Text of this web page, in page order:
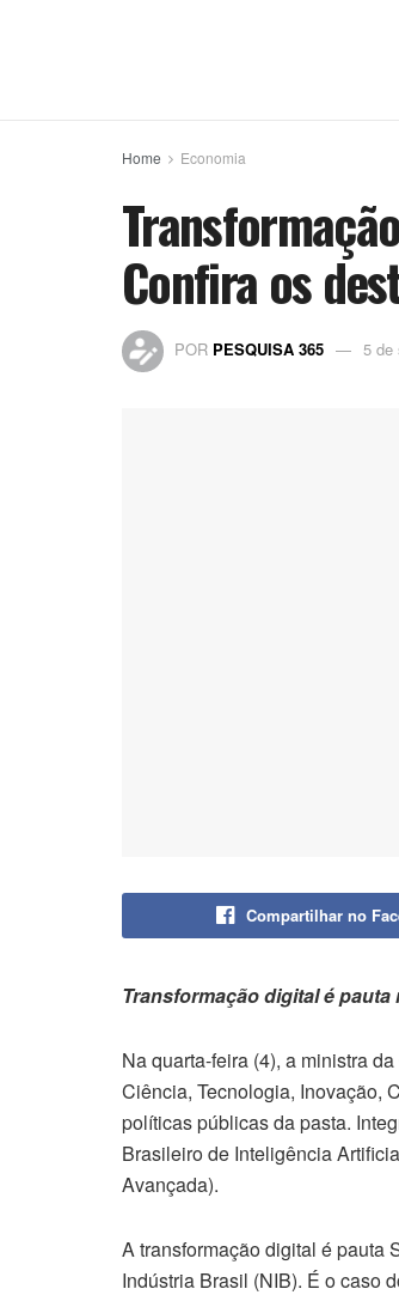
Home Economia
Confira os
POR PESQUISA 365 5 de
Compartilhar no
Transformação digital é pauta
Na quarta-feira (4), a ministra
Ciência, Tecnologia, Inovação,
políticas públicas da pasta.
Brasileiro de Inteligência
Avançada).
A transformação digital é pauta
Indústria Brasil (NIB). É o caso